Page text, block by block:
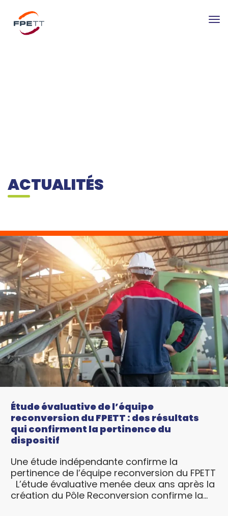
ACTUALITÉS
Étude évaluative de l’équipe
reconversion du FPETT : des résultats
qui confirment la pertinence du
dispositif
Une étude indépendante confirme la
pertinence de l’équipe reconversion du FPETT
L’étude évaluative menée deux ans après la
création du Pôle Reconversion confirme la